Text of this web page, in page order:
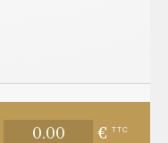
€ TTC